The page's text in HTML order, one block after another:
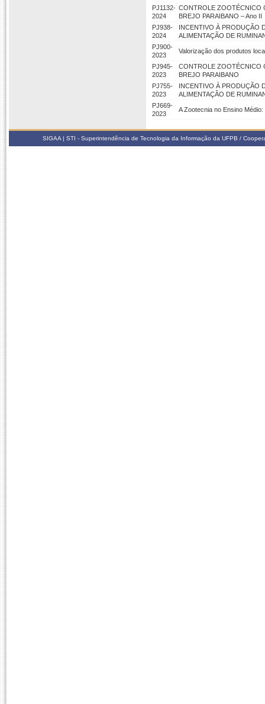
PJ1132-
2024
CONTROLE ZOOTÉCNICO
BREJO PARAIBANO – Ano II
PJ938-
2024
INCENTIVO À PRODUÇÃO
ALIMENTAÇÃO DE
PJ900-
2023
Valorização dos produtos
PJ945-
2023
CONTROLE ZOOTÉCNICO
BREJO PARAIBANO
PJ755-
2023
INCENTIVO À PRODUÇÃO
ALIMENTAÇÃO DE
PJ669-
2023
A Zootecnia no Ensino
SIGAA | STI - Superintendência de Tecnologia da Informação da UFPB /